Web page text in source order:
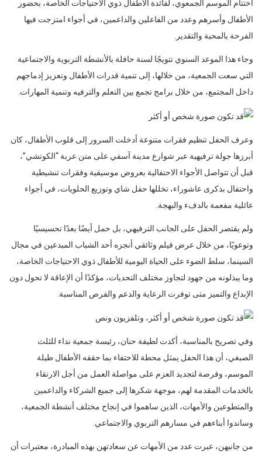
اختتام الموسم الجمعوي، لفائدة الأطفال ذوي الاحتياجات الخاصة، بحضور
الأطفال وأسرهم وعدد من الفاعلين والداعمين، في أجواء امتزجت فيها
الفرحة بالمحبة والتقدير.
وجاء هذا الموعد السنوي تتويجًا لسنة حافلة بالأنشطة التربوية والاجتماعية
التي سعت الجمعية، من خلالها، إلى تنمية قدرات الأطفال وتعزيز إدماجهم
داخل المجتمع، من خلال برامج تجمع بين التعلم والترفيه وتنمية المهارات.
وعرف الحفل تنظيم فقرات متنوعة أدخلت السرور إلى قلوب الأطفال، كان
أبرزها جولة ترفيهية عبر شوارع مدينة آسفي على متن عربة “الكوتشي”،
قبل أن تتواصل الأجواء الاحتفالية بعروض موسيقية وفقرات تنشيطية
واحتفال بذكرى عاشوراء، تخللها حفل شاي وتوزيع الحلويات، في أجواء
عائلية مفعمة بالدفء والبهجة.
ولم يقتصر الحفل على الجانب الترفيهي، بل حمل أيضًا بعدًا تحسيسيًا
وتوعويًا، من خلال عرض فيلم وثائقي أنجزه أحد الشباب المبدعين في مجال
السينما، سلط الضوء على الحياة اليومية للأطفال ذوي الاحتياجات الخاصة،
وما يبذلونه من جهود لتجاوز مختلف التحديات، مؤكدًا أن الإعاقة لا تحول دون
الإبداع والتميز متى توفرت الرعاية والدعم والفرص المناسبة.
وفي تصريح بالمناسبة، أكدت لطيفة حنان، رئيسة جمعية نداء للثلث
الصبغي، أن هذا الحفل يمثل محطة للاحتفاء بما حققه الأطفال طيلة
الموسم، وفرصة لتجديد العزم على مواصلة العمل من أجل الارتقاء
بالخدمات المقدمة لهم، موجهة شكرها إلى جميع الشركاء والداعمين
والمتطوعين والأمهات، الذين ساهموا في إنجاح مختلف أنشطة الجمعية،
وساندوا أبناءهم في مسارهم التربوي والاجتماعي.
من جانبهن، عبرت عدد من الأمهات عن سعادتهن بهذه المبادرة، معتبرات أن